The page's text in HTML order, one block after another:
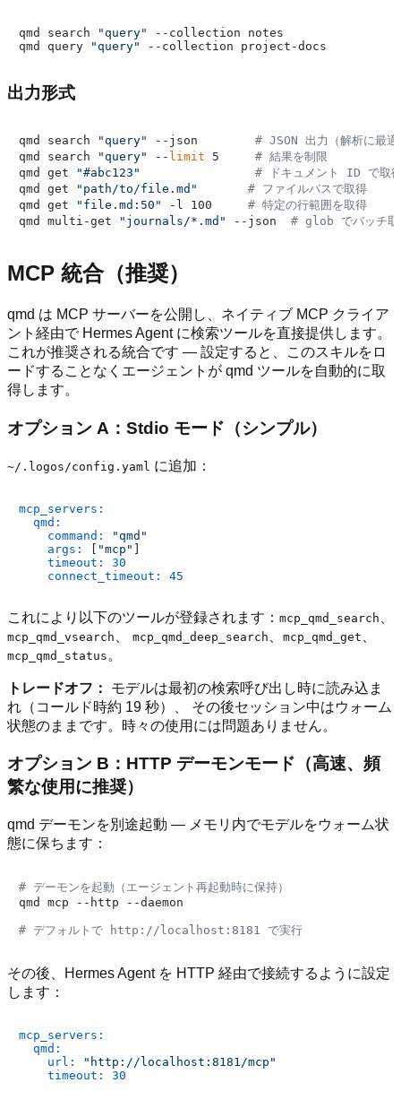
qmd search "query"
--collection notes
qmd query
"query"
出力形式
qmd search "query" --json # JSON 出力（解析に最適
qmd search
"query" -- limit 5 # 結果を制限
qmd get
"#abc123"
# ドキュメント ID で取
qmd get
"path/to/file.md"
# ファイルパスで取得
qmd get
"file.md:50" -l 100 # 特定の行範囲を取得
qmd multi-get
"journals/*.md" --json # glob でバッチ取
MCP 統合（推奨）
qmd は MCP サーバーを公開し、ネイティブ MCP クライア
ント経由で Hermes Agent に検索ツールを直接提供します。
これが推奨される統合です — 設定すると、このスキルをロ
ードすることなくエージェントが qmd ツールを自動的に取
得します。
オプション A：Stdio モード（シンプル）
~/.logos/config.yaml に追加：
mcp_servers:
qmd:
command:
"qmd"
args:
[ "mcp" ]
timeout:
30
connect_timeout:
45
これにより以下のツールが登録されます： mcp_qmd_search
mcp_qmd_vsearch mcp_qmd_deep_search mcp_qmd_get
mcp_qmd_status 。
トレードオフ：
モデルは最初の検索呼び出し時に読み込ま
れ（コールド時約 19 秒）、 その後セッション中はウォーム
状態のままです。時々の使用には問題ありません。
オプション B：HTTP デーモンモード（高速、頻
繁な使用に推奨）
qmd デーモンを別途起動 — メモリ内でモデルをウォーム状
態に保ちます：
# デーモンを起動（エージェント再起動時に保持）
qmd mcp --http --daemon
# デフォルトで http://localhost:8181 で実行
その後、Hermes Agent を HTTP 経由で接続するように設定
します：
mcp_servers:
qmd:
url:
"http://localhost:8181/mcp"
timeout:
30